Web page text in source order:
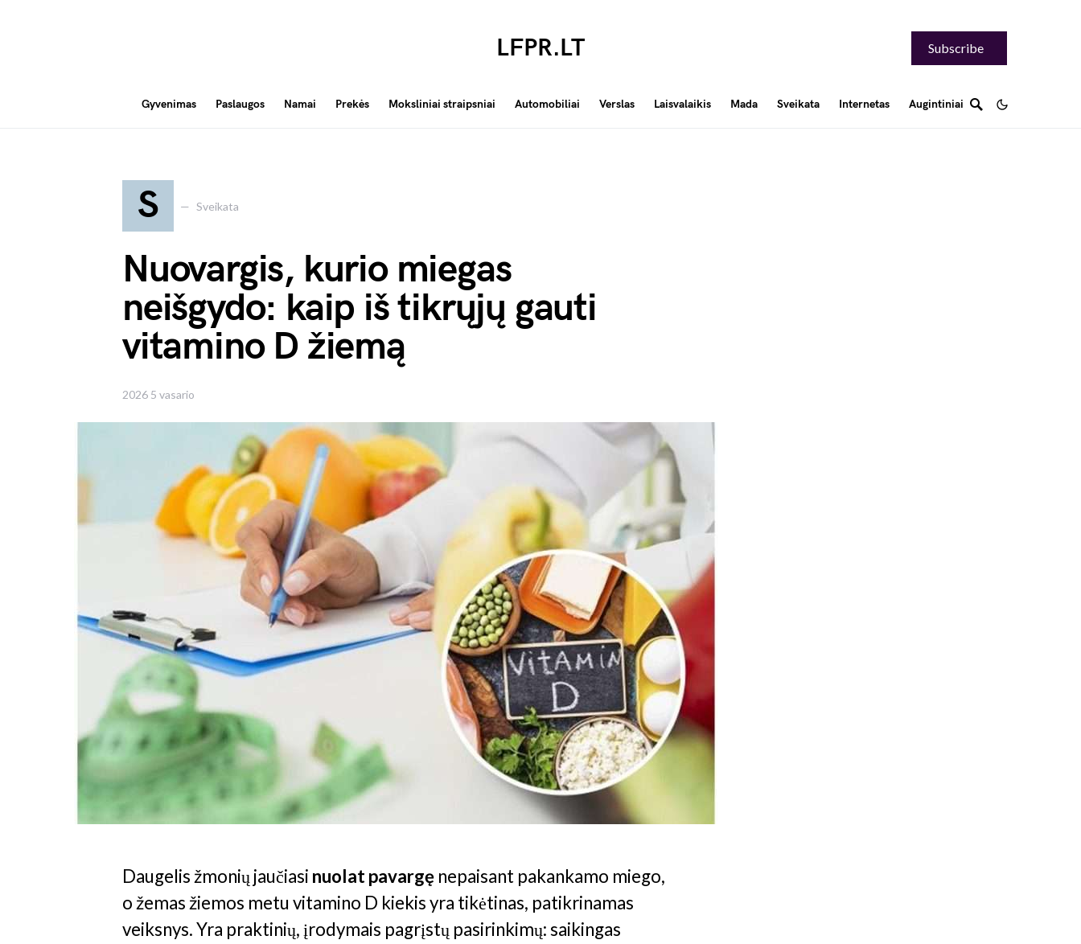
LFPR.LT Subscribe
Gyvenimas Paslaugos Namai Prekės Moksliniai straipsniai Automobiliai Verslas Laisvalaikis Mada Sveikata Internetas Augintiniai
S Sveikata
Nuovargis, kurio miegas
neišgydo: kaip iš tikrųjų gauti
vitamino D žiemą
2026 5 vasario
Daugelis žmonių jaučiasi nuolat pavargę nepaisant pakankamo miego,
o žemas žiemos metu vitamino D kiekis yra tikėtinas, patikrinamas
veiksnys. Yra praktinių, įrodymais pagrįstų pasirinkimų: saikingas